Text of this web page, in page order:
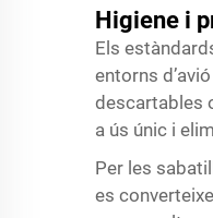
Higiene i
Els
entorns
descartables
a ús únic i
Per les
es